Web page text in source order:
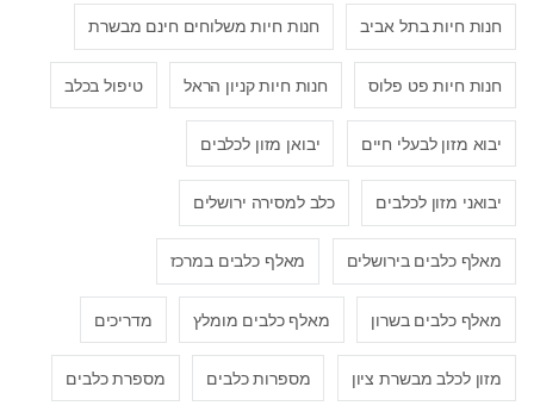
חנות חיות בתל אביב חנות חיות משלוחים חינם מבשרת
חנות חיות פט פלוס חנות חיות קניון הראל טיפול בכלב
יבוא מזון לבעלי חיים יבואן מזון לכלבים
יבואני מזון לכלבים כלב למסירה ירושלים
מאלף כלבים בירושלים מאלף כלבים במרכז
מאלף כלבים בשרון מאלף כלבים מומלץ מדריכים
מזון לכלב מבשרת ציון מספרות כלבים מספרת כלבים